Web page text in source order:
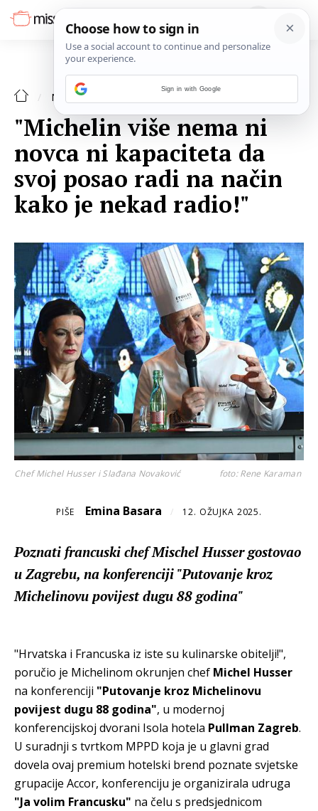
NAJAVE
"Michelin više nema ni
novca ni kapaciteta da
svoj posao radi na način
kako je nekad radio!"
Chef Michel Husser i Slađana Novaković foto: Rene Karaman
PIŠE Emina Basara / 12. OŽUJKA 2025.
Poznati francuski chef Mischel Husser gostovao
u Zagrebu, na konferenciji "Putovanje kroz
Michelinovu povijest dugu 88 godina"
"Hrvatska i Francuska iz iste su kulinarske obitelji!",
poručio je Michelinom okrunjen chef Michel Husser
na konferenciji "Putovanje kroz Michelinovu
povijest dugu 88 godina", u modernoj
konferencijskoj dvorani Isola hotela Pullman Zagreb.
U suradnji s tvrtkom MPPD koja je u glavni grad
dovela ovaj premium hotelski brend poznate svjetske
grupacije Accor, konferenciju je organizirala udruga
"Ja volim Francusku" na čelu s predsjednicom
Sign in with Google